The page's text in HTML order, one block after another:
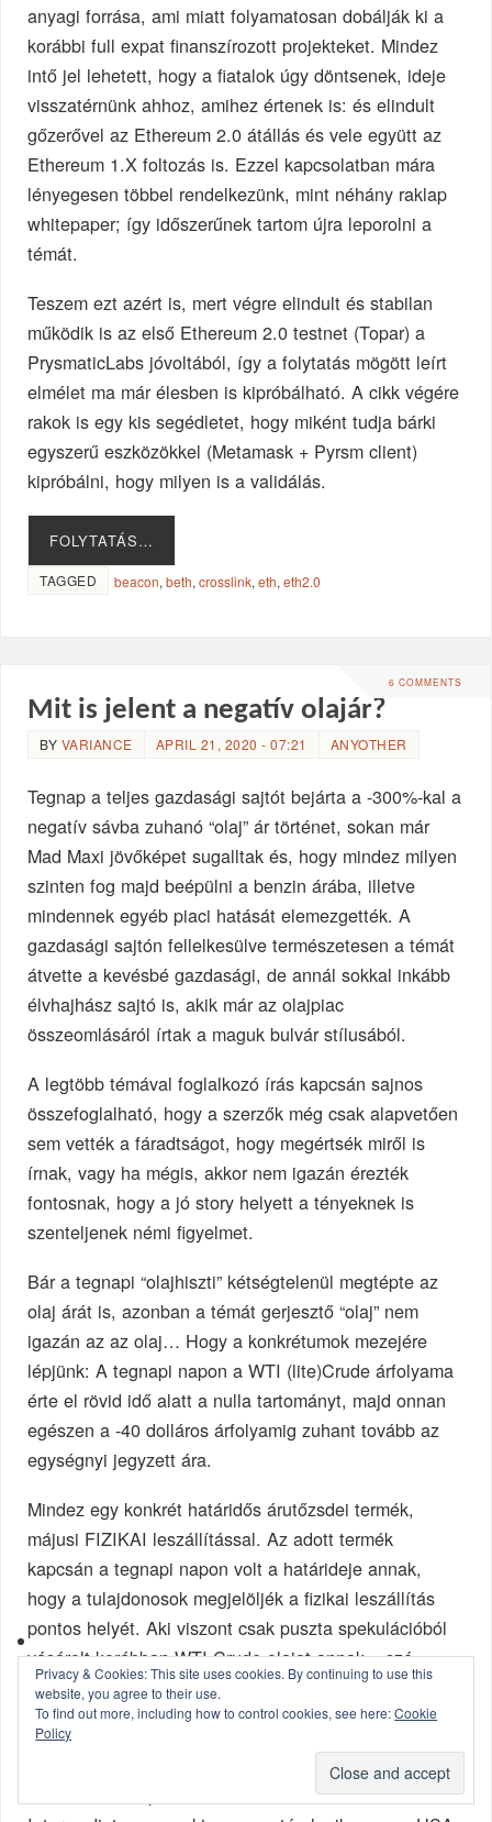
anyagi forrása, ami miatt folyamatosan dobálják ki a
korábbi full expat finanszírozott projekteket. Mindez
intő jel lehetett, hogy a fiatalok úgy döntsenek, ideje
visszatérnünk ahhoz, amihez értenek is: és elindult
gőzerővel az Ethereum 2.0 átállás és vele együtt az
Ethereum 1.X foltozás is. Ezzel kapcsolatban mára
lényegesen többel rendelkezünk, mint néhány raklap
whitepaper; így időszerűnek tartom újra leporolni a
témát.
Teszem ezt azért is, mert végre elindult és stabilan
működik is az első Ethereum 2.0 testnet (Topar) a
PrysmaticLabs jóvoltából, így a folytatás mögött leírt
elmélet ma már élesben is kipróbálható. A cikk végére
rakok is egy kis segédletet, hogy miként tudja bárki
egyszerű eszközökkel (Metamask + Pyrsm client)
kipróbálni, hogy milyen is a validálás.
FOLYTATÁS…
TAGGED beacon,beth,crosslink,eth,eth2.0
6 COMMENTS
Mit is jelent a negatív olajár?
BY VARIANCE APRIL 21, 2020 - 07:21 ANYOTHER
Tegnap a teljes gazdasági sajtót bejárta a -300%-kal a
negatív sávba zuhanó “olaj” ár történet, sokan már
Mad Maxi jövőképet sugalltak és, hogy mindez milyen
szinten fog majd beépülni a benzin árába, illetve
mindennek egyéb piaci hatását elemezgették. A
gazdasági sajtón fellelkesülve természetesen a témát
átvette a kevésbé gazdasági, de annál sokkal inkább
élvhajhász sajtó is, akik már az olajpiac
összeomlásáról írtak a maguk bulvár stílusából.
A legtöbb témával foglalkozó írás kapcsán sajnos
összefoglalható, hogy a szerzők még csak alapvetően
sem vették a fáradtságot, hogy megértsék miről is
írnak, vagy ha mégis, akkor nem igazán érezték
fontosnak, hogy a jó story helyett a tényeknek is
szenteljenek némi figyelmet.
Bár a tegnapi “olajhiszti” kétségtelenül megtépte az
olaj árát is, azonban a témát gerjesztő “olaj” nem
igazán az az olaj… Hogy a konkrétumok mezejére
lépjünk: A tegnapi napon a WTI (lite)Crude árfolyama
érte el rövid idő alatt a nulla tartományt, majd onnan
egészen a -40 dolláros árfolyamig zuhant tovább az
egységnyi jegyzett ára.
Mindez egy konkrét határidős árutőzsdei termék,
májusi FIZIKAI leszállítással. Az adott termék
kapcsán a tegnapi napon volt a határideje annak,
hogy a tulajdonosok megjelöljék a fizikai leszállítás
pontos helyét. Aki viszont csak puszta spekulációból
vásárolt korábban WTI Crude olajat annak – szó
szerint – bármekkora veszteséggel is de el kellett
adnia azt, hiszen a WTI országon belüli tárolói tele
vannak, így kötelező volt a készletkisöprés.
Mi is ez a WTI pontosan? A WTI a West Texas
Privacy & Cookies: This site uses cookies. By continuing to use this
website, you agree to their use.
To find out more, including how to control cookies, see here:Cookie
Policy